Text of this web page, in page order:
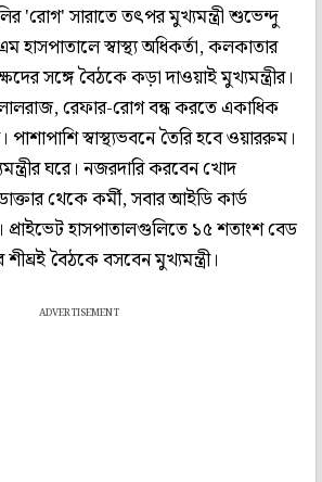
'রোগ' সারাতে তৎপর মুখ্যমন্ত্রী শুভেন্দু
স্বাস্থ্য অধিকর্তা, কলকাতার
সঙ্গে বৈঠকে কড়া দাওয়াই মুখ্যমন্ত্রীর।
রেফার-রোগ বন্ধ করতে একাধিক
পাশাপাশি স্বাস্থ্যভবনে তৈরি হবে ওয়াররুম।
ঘরে। নজরদারি করবেন খোদ
থেকে কর্মী, সবার আইডি কার্ড
হাসপাতালগুলিতে ১৫ শতাংশ বেড
বৈঠকে বসবেন মুখ্যমন্ত্রী।
ADVERTISEMENT